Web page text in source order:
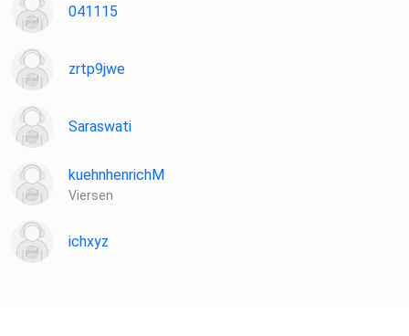
041115
zrtp9jwe
Saraswati
kuehnhenrichM
Viersen
ichxyz